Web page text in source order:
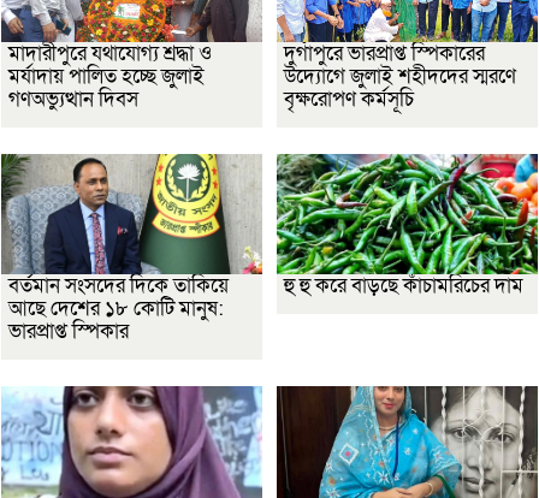
মাদারীপুরে যথাযোগ্য শ্রদ্ধা ও
মর্যাদায় পালিত হচ্ছে জুলাই
গণঅভ্যুত্থান দিবস
দুর্গাপুরে ভারপ্রাপ্ত স্পিকারের
উদ্যোগে জুলাই শহীদদের স্মরণে
বৃক্ষরোপণ কর্মসূচি
বর্তমান সংসদের দিকে তাকিয়ে
আছে দেশের ১৮ কোটি মানুষ:
ভারপ্রাপ্ত স্পিকার
হু হু করে বাড়ছে কাঁচামরিচের দাম